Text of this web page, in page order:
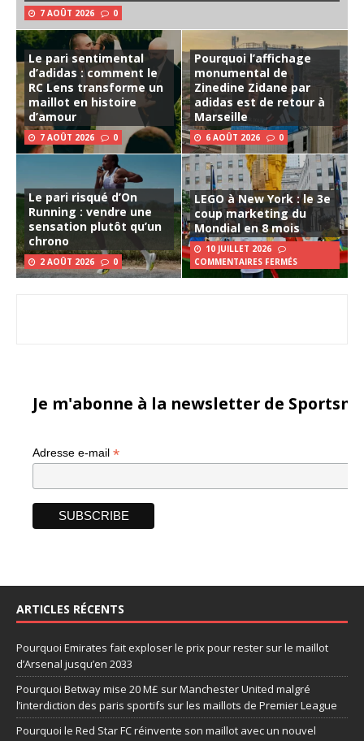
7 AOÛT 2026 0
Le pari sentimental
d’adidas : comment le
RC Lens transforme un
maillot en histoire
d’amour
7 AOÛT 2026 0
Pourquoi l’affichage
monumental de
Zinedine Zidane par
adidas est de retour à
Marseille
6 AOÛT 2026 0
Le pari risqué d’On
Running : vendre une
sensation plutôt qu’un
chrono
2 AOÛT 2026 0
LEGO à New York : le 3e
coup marketing du
Mondial en 8 mois
10 JUILLET 2026
COMMENTAIRES FERMÉS
Je m'abonne à la newsletter de
Adresse e-mail *
ARTICLES RÉCENTS
Pourquoi Emirates fait exploser le prix pour rester sur le maillot
d’Arsenal jusqu’en 2033
Pourquoi Betway mise 20 M£ sur Manchester United malgré
l’interdiction des paris sportifs sur les maillots de Premier League
Pourquoi le Red Star FC réinvente son maillot avec un nouvel